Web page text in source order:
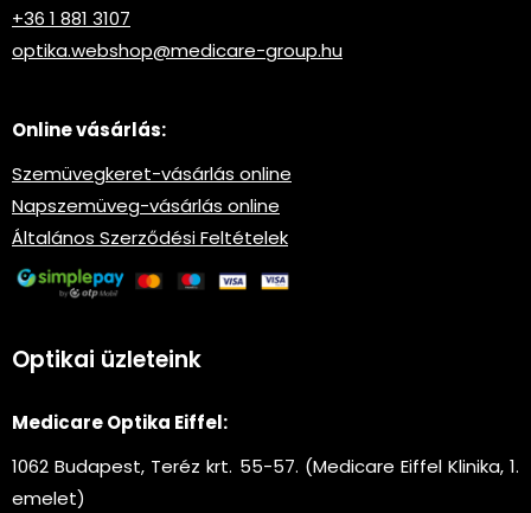
+36 1 881 3107
optika.webshop@medicare-group.hu
Online vásárlás:
Szemüvegkeret-vásárlás online
Napszemüveg-vásárlás online
Általános Szerződési Feltételek
Optikai üzleteink
Medicare Optika Eiffel:
1062 Budapest, Teréz krt. 55-57. (Medicare Eiffel Klinika, 1.
emelet)